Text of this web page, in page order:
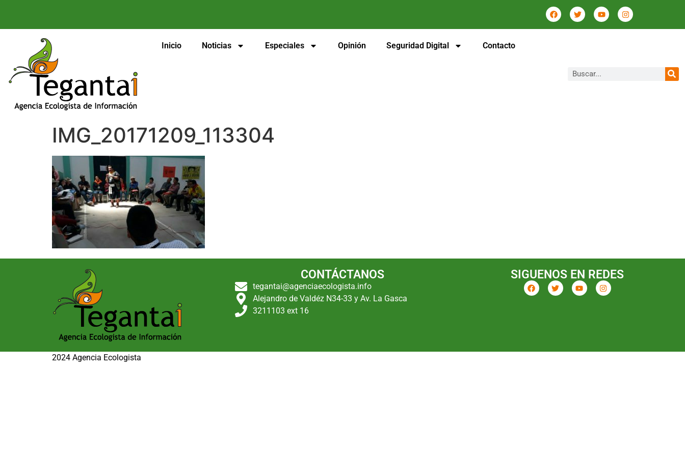
Inicio Noticias Especiales Opinión Seguridad Digital Contacto
IMG_20171209_113304
CONTÁCTANOS
tegantai@agenciaecologista.info
Alejandro de Valdéz N34-33 y Av. La Gasca
3211103 ext 16
SIGUENOS EN REDES
2024 Agencia Ecologista